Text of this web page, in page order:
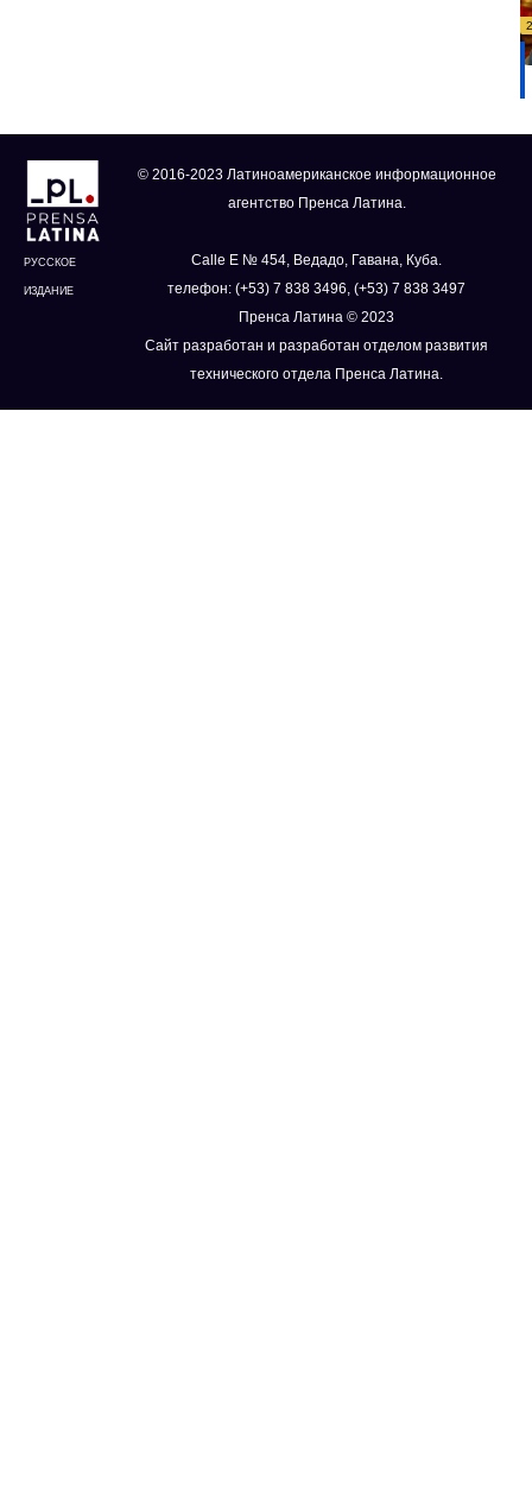
РУССКОЕ
ИЗДАНИЕ
© 2016-2023 Латиноамериканское информационное
агентство Пренса Латина.
Calle E № 454, Ведадо, Гавана, Куба.
телефон: (+53) 7 838 3496, (+53) 7 838 3497
Пренса Латина © 2023
Сайт разработан и разработан отделом развития
технического отдела Пренса Латина.